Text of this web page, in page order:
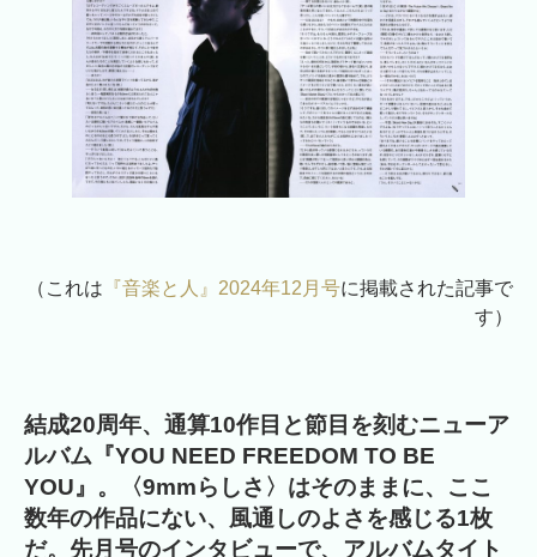
（これは 『音楽と人』2024年12月号に掲載された記事で
す）
結成20周年、通算10作目と節目を刻むニューア
ルバム『YOU NEED FREEDOM TO BE
YOU』。〈9mmらしさ〉はそのままに、ここ
数年の作品にない、風通しのよさを感じる1枚
だ。先月号のインタビューで、アルバムタイト